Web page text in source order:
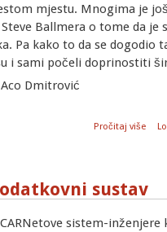
mjestu. Mnogima je
Ballmera o tome da je
Pa kako to da se dogodio
i sami počeli doprinostiti
Dmitrović
Pročitaj više o
sustav
sistem-